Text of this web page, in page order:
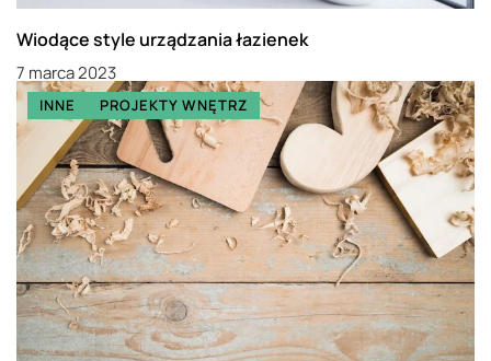
Wiodące style urządzania łazienek
7 marca 2023
INNE PROJEKTY WNĘTRZ